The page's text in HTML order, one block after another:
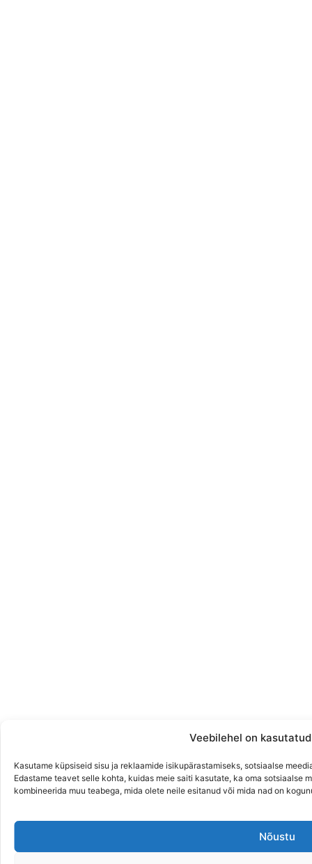
Veebilehel on
Kasutame küpsiseid sisu ja reklaamide isikupärastamiseks, sotsiaalse
Edastame teavet selle kohta, kuidas meie saiti kasutate, ka oma sotsiaalse
kombineerida muu teabega, mida olete neile esitanud või mida nad on
Nõustu